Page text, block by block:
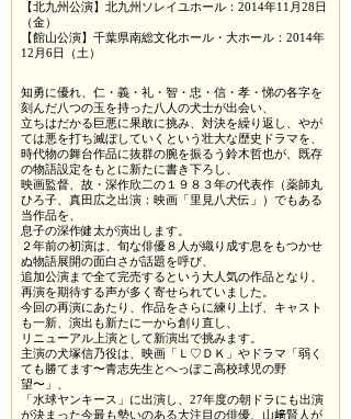
【北九州公演】北九州ソレイユホール：2014年11月28日
（金）
【館山公演】千葉県南総文化ホール・大ホール：2014年
12月6日（土）
知勇に優れ、仁・義・礼・智・忠・信・孝・悌の各字を
刻んだ八つの玉を持った八人の犬士が出会い、
立ちはだかる巨悪に果敢に挑み、対決を繰り返し、やが
ては悪を打ち滅ぼしていくという壮大な歴史ドラマを、
時代物の舞台作品に抜群の腕を振るう鈴木哲也が、既存
の物語設定をもとに新たに書き下ろし、
映画監督、故・深作欣二の１９８３年の代表作（薬師丸
ひろ子、真田広之出演：映画「里見八犬伝」）でもある
当作品を、
息子の深作健太が演出します。
２年前の初演は、旬な俳優８人が織り成す息をもつかせ
ぬ物語展開の面白さが話題を呼び、
追加公演まで全て完売するという大人気の作品となり、
再演を期待する声が多く寄せられていました。
今回の再演にあたり、作品をさらに練り上げ、キャスト
も一新、演出も新たに一から創り直し、
リニューアル上演として新演出で挑みます。
主演の犬塚信乃役は、映画「Ｌ♡ＤＫ」やドラマ「弱く
ても勝てます〜青志先生とへっぽこ高校球児の野
望〜」、
「水球ヤンキース」に出演し、27年度の朝ドラにも出演
が決まった今最も勢いのある大注目の俳優、山﨑賢人が